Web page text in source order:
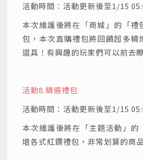
活動時間：活動更新後至1/15
本次維護後將在「商城」的「禮
包，本次直購禮包將回饋超多精
道具！有興趣的玩家們可以前去
活動8.精選禮包
活動時間：活動更新後至1/15
本次維護後將在「主題活動」的
增各式紅鑽禮包，非常划算的商